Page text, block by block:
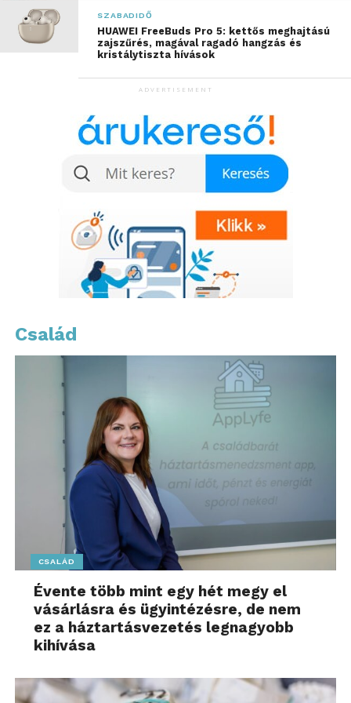
mérettette meg magát az élő fináléban.
A közönség döntése alapjána
2025-ös Ki Mit Tube győztesei:
Harmadikhelyen végzettOlescher Domonkos
Minden, ami én vagyokcímű videójával, amelyben
személyes hangvételben mesél önmagáról és az
útkeresésről, mindezt gyönyörű felvételekkel
kísérve.
A közönségszavazás alapján a dobogómásodik
SZABADIDŐ
HUAWEI FreeBuds Pro 5: kettős meghajtású
zajszűrés, magával ragadó hangzás és
kristálytiszta hívások
ADVERTISEMENT
Család
CSALÁD
Évente több mint egy hét megy el
vásárlásra és ügyintézésre, de nem
ez a háztartásvezetés legnagyobb
kihívása